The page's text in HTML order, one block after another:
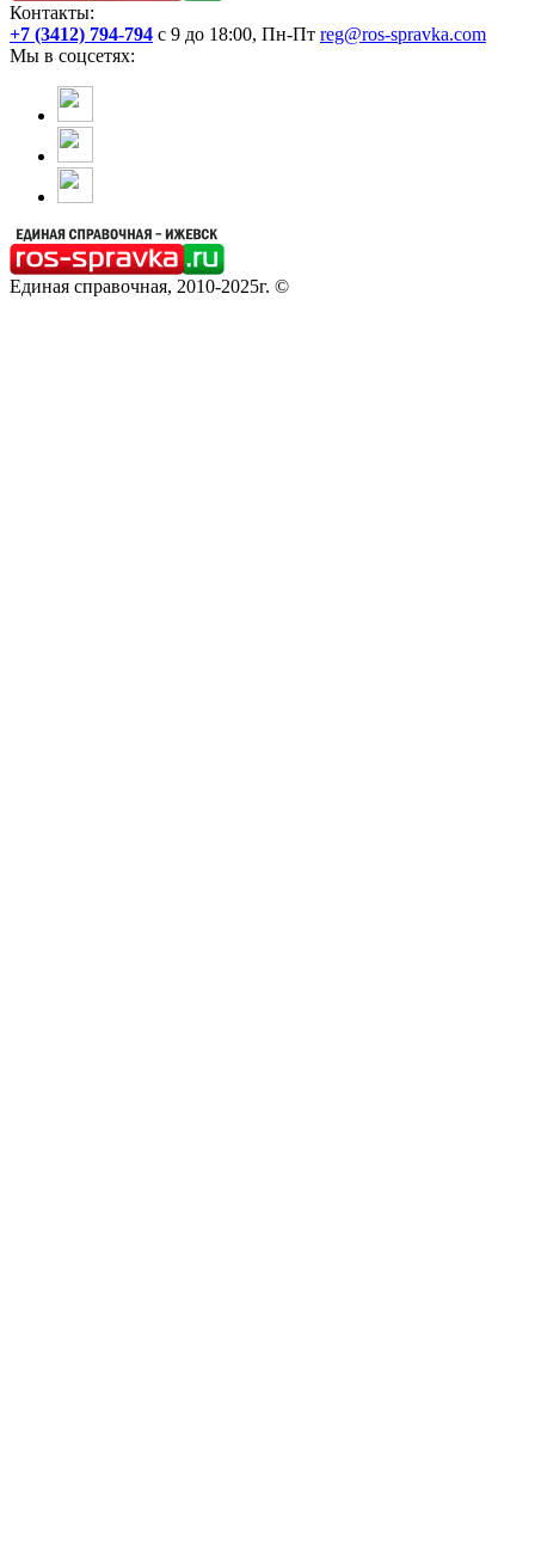
Контакты:
+7 (3412) 794-794 с 9 до 18:00, Пн-Пт reg@ros-spravka.com
Мы в соцсетях:
Единая справочная, 2010-2025г. ©